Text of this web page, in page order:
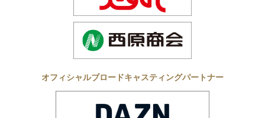
オフィシャルブロードキャスティングパートナー